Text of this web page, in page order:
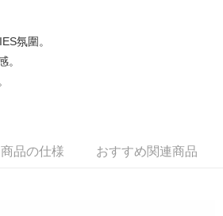
ロセスに移行し、携帯番号を確認後、分割払
いて
後払いを選択すると、携帯電話認証ウィンド
氛圍。
。
商品の仕様 おすすめ関連商品